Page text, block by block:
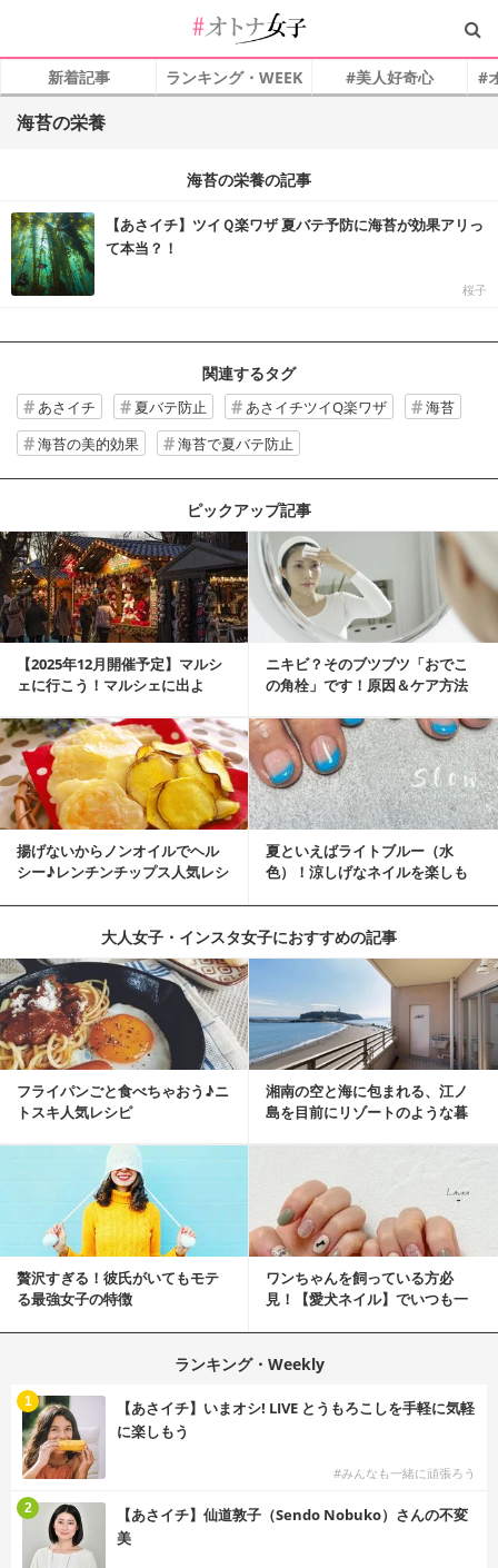
新着記事 ランキング・WEEK #美人好奇心 #
海苔の栄養
海苔の栄養の記事
【あさイチ】ツイＱ楽ワザ 夏バテ予防に海苔が効果アリっ
て本当？！
桜子
関連するタグ
あさイチ 夏バテ防止 あさイチツイQ楽ワザ
海苔
海苔の美的効果
海苔で夏バテ防止
ピックアップ記事
【2025年12月開催予定】マルシ
ェに行こう！マルシェに出よ
ニキビ？そのブツブツ「おでこ
の角栓」です！原因＆ケア方法
揚げないからノンオイルでヘル
シー♪レンチンチップス人気レシ
夏といえばライトブルー（水
色）！涼しげなネイルを楽しも
大人女子・インスタ女子におすすめの記事
フライパンごと食べちゃおう♪ニ
トスキ人気レシピ
湘南の空と海に包まれる、江ノ
島を目前にリゾートのような暮
贅沢すぎる！彼氏がいてもモテ
る最強女子の特徴
ワンちゃんを飼っている方必
見！【愛犬ネイル】でいつも一
ランキング・Weekly
【あさイチ】いまオシ! LIVE とうもろこしを手軽に気軽
に楽しもう
#みんなも一緒に頑張ろう
1
【あさイチ】仙道敦子（Sendo Nobuko）さんの不変
美
2